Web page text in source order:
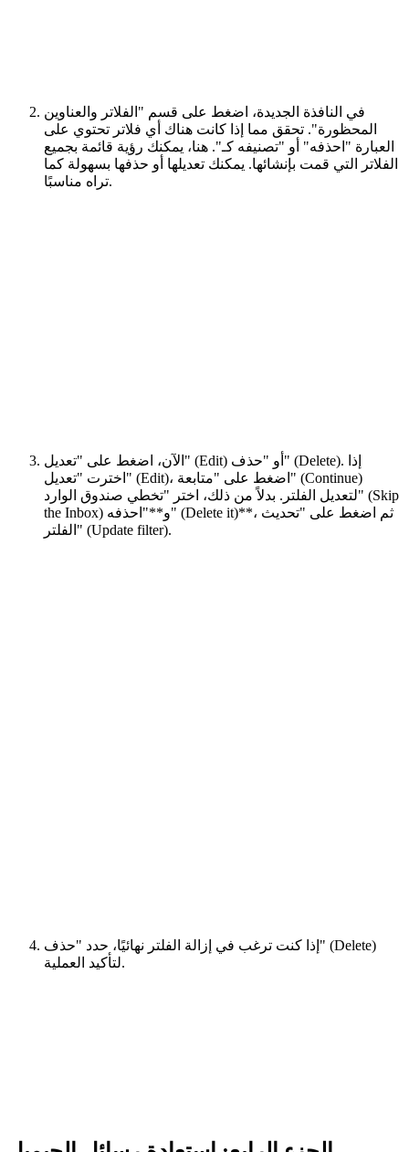
في النافذة الجديدة، اضغط على قسم "الفلاتر والعناوين
المحظورة". تحقق مما إذا كانت هناك أي فلاتر تحتوي على
العبارة "احذفه" أو "تصنيفه كـ". هنا، يمكنك رؤية قائمة بجميع
الفلاتر التي قمت بإنشائها. يمكنك تعديلها أو حذفها بسهولة كما
تراه مناسبًا.
الآن، اضغط على "تعديل" (Edit) أو "حذف" (Delete). إذا
اخترت "تعديل" (Edit)، اضغط على "متابعة" (Continue)
لتعديل الفلتر. بدلاً من ذلك، اختر "تخطي صندوق الوارد" (Skip
the Inbox) و**"احذفه" (Delete it)**، ثم اضغط على "تحديث
الفلتر" (Update filter).
إذا كنت ترغب في إزالة الفلتر نهائيًا، حدد "حذف" (Delete)
لتأكيد العملية.